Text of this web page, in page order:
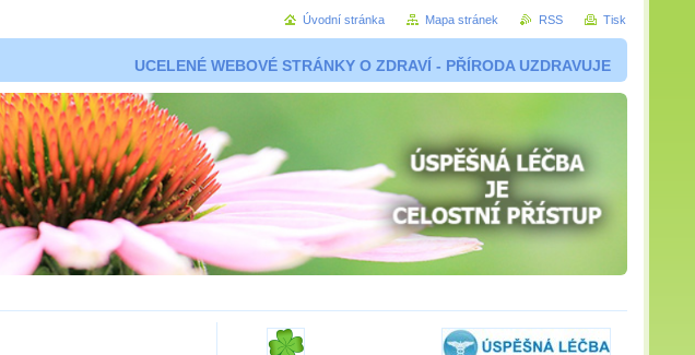
UCELENÉ WEBOVÉ STRÁNKY O ZDRAVÍ - PŘÍRODA UZDRAVUJE
Úvodní stránka Mapa stránek RSS Tisk